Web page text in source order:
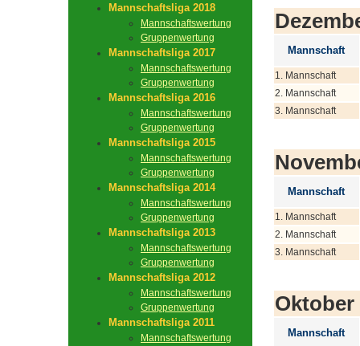
Mannschaftsliga 2018
Mannschaftswertung
Gruppenwertung
Mannschaftsliga 2017
Mannschaftswertung
Gruppenwertung
Mannschaftsliga 2016
Mannschaftswertung
Gruppenwertung
Mannschaftsliga 2015
Mannschaftswertung
Gruppenwertung
Mannschaftsliga 2014
Mannschaftswertung
Gruppenwertung
Mannschaftsliga 2013
Mannschaftswertung
Gruppenwertung
Mannschaftsliga 2012
Mannschaftswertung
Gruppenwertung
Mannschaftsliga 2011
Mannschaftswertung
Mannschaft
1. Mannschaft
2. Mannschaft
3. Mannschaft
Mannschaft
1. Mannschaft
2. Mannschaft
3. Mannschaft
Oktober
Mannschaft